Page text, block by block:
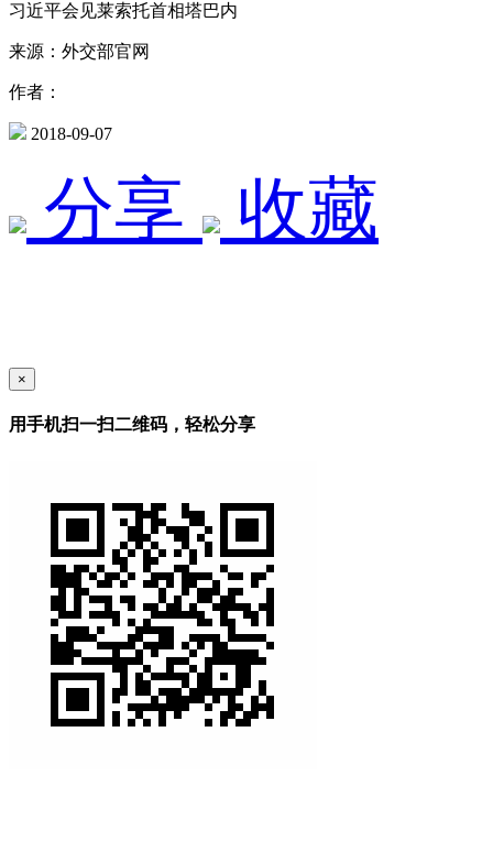
习近平会见莱索托首相塔巴内
来源：外交部官网
作者：
2018-09-07
分享 收藏
×
用手机扫一扫二维码，轻松分享